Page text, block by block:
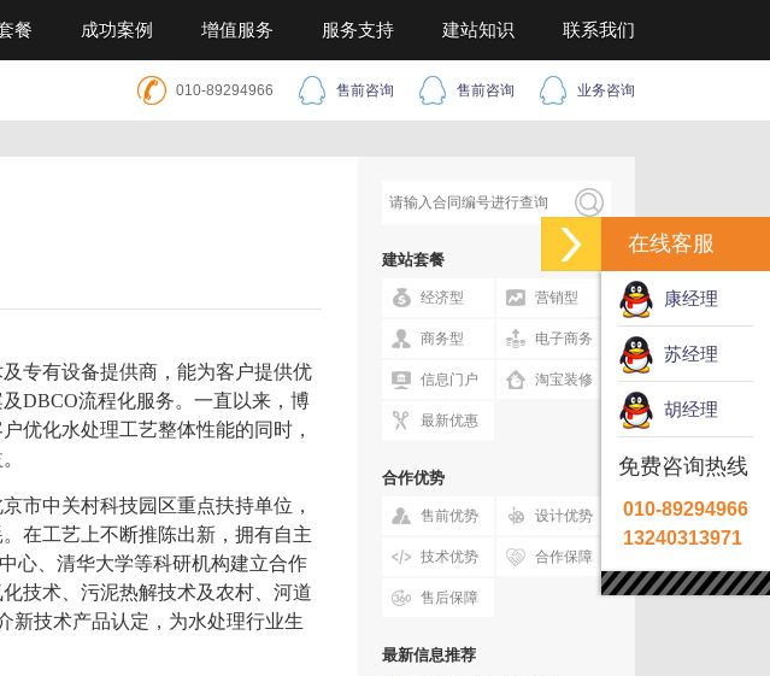
餐 成功案例 增值服务 服务支持 建站知识 联系我们
010-89294966 售前咨询 售前咨询 业务咨询
专有设备提供商，能为客户提供优
DBCO流程化服务。一直以来，博
优化水处理工艺整体性能的同时，
市中关村科技园区重点扶持单位，
在工艺上不断推陈出新，拥有自主
心、清华大学等科研机构建立合作
技术、污泥热解技术及农村、河道
新技术产品认定，为水处理行业生
建站套餐
经济型 营销型
商务型 电子商务
信息门户 淘宝装修
最新优惠
合作优势
售前优势 设计优势
技术优势 合作保障
售后保障
最新信息推荐
在线客服
康经理
苏经理
胡经理
免费咨询热线
010-89294966
13240313971